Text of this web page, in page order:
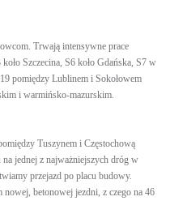
Trwają intensywne prace
Szczecina, S6 koło Gdańska, S7 w
pomiędzy Lublinem i Sokołowem
i warmińsko-mazurskim.
Tuszynem i Częstochową
jednej z najważniejszych dróg w
przejazd po placu budowy.
betonowej jezdni, z czego na 46